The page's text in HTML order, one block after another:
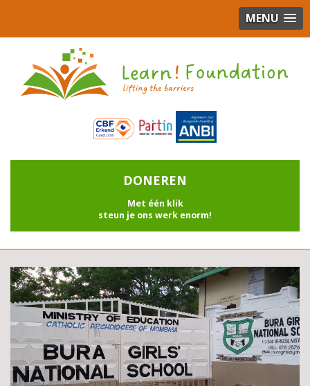
MENU
DONEREN
Met één klik
steun je ons werk enorm!